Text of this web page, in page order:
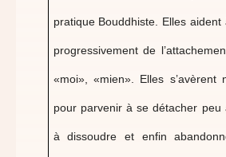
pratique Bouddhiste. Elles aident
progressivement de
«moi», «mien». Elles s’avèrent
pour parvenir à se détacher peu
à dissoudre et enfin